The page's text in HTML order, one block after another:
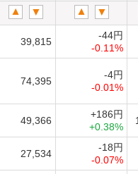
39,815
-44円
-0.11%
74,395
-4円
-0.01%
49,366
+186円
+0.38%
27,534
-18円
-0.07%